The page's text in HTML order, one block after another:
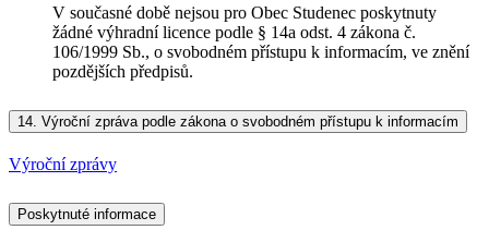
V současné době nejsou pro Obec Studenec poskytnuty
žádné výhradní licence podle § 14a odst. 4 zákona č.
106/1999 Sb., o svobodném přístupu k informacím, ve znění
pozdějších předpisů.
14. Výroční zpráva podle zákona o svobodném přístupu k informacím
Výroční zprávy
Poskytnuté informace